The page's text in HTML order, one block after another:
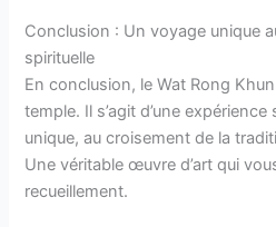
Conclusion : Un voyage unique
spirituelle
En conclusion, le Wat Rong
temple. Il s’agit d’une
unique, au croisement de la
Une véritable œuvre d’art qui
recueillement.